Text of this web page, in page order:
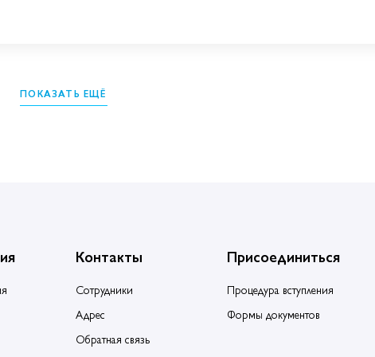
ПОКАЗАТЬ ЕЩЁ
Контакты
Сотрудники
Адрес
Обратная связь
Присоединиться
Процедура вступления
Формы документов